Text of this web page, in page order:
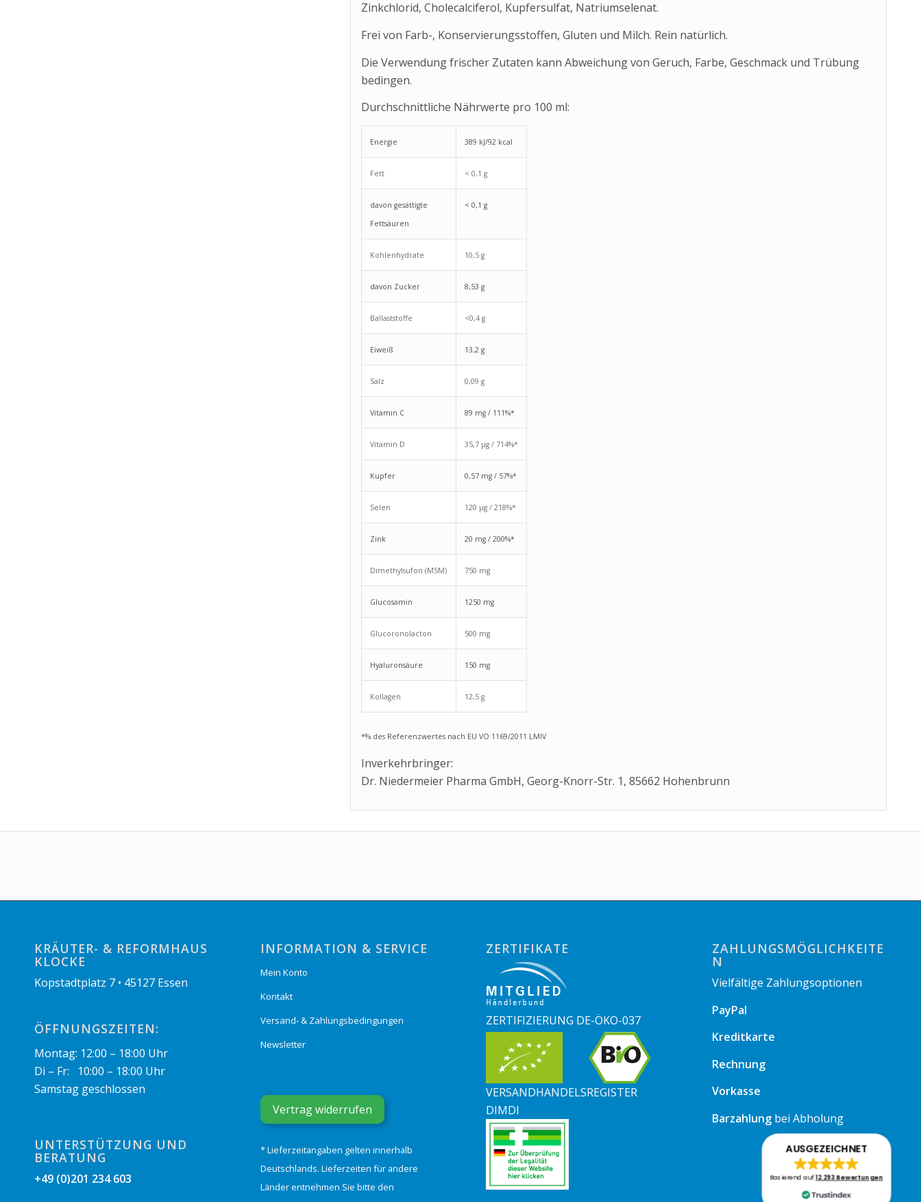
AUSGEZEICHNET
Basierend auf12.293 Bewertungen
Zinkchlorid, Cholecalciferol, Kupfersulfat, Natriumselenat.
Frei von Farb-, Konservierungsstoffen, Gluten und Milch. Rein natürlich.
Die Verwendung frischer Zutaten kann Abweichung von Geruch, Farbe, Geschmack und Trübung
bedingen.
Durchschnittliche Nährwerte pro 100 ml:
Energie 389 kJ/92 kcal
Fett < 0,1 g
davon gesättigte
Fettsäuren
< 0,1 g
Kohlenhydrate 10,5 g
davon Zucker 8,53 g
Ballaststoffe <0,4 g
Eiweiß 13,2 g
Salz 0,09 g
Vitamin C 89 mg / 111%*
Vitamin D 35,7 μg / 714%*
Kupfer 0,57 mg / 57%*
Selen 120 μg / 218%*
Zink 20 mg / 200%*
Dimethylsufon (MSM) 750 mg
Glucosamin 1250 mg
Glucoronolacton 500 mg
Hyaluronsäure 150 mg
Kollagen 12,5 g
*% des Referenzwertes nach EU VO 1169/2011 LMIV
Inverkehrbringer:
Dr. Niedermeier Pharma GmbH, Georg-Knorr-Str. 1, 85662 Hohenbrunn
KRÄUTER- & REFORMHAUS
KLOCKE
Kopstadtplatz 7 • 45127 Essen
ÖFFNUNGSZEITEN:
Montag: 12:00 – 18:00 Uhr
Di – Fr: 10:00 – 18:00 Uhr
Samstag geschlossen
UNTERSTÜTZUNG UND
BERATUNG
+49 (0)201 234 603
INFORMATION & SERVICE
Mein Konto
Kontakt
Versand- & Zahlungsbedingungen
Newsletter
Vertrag widerrufen
* Lieferzeitangaben gelten innerhalb
Deutschlands. Lieferzeiten für andere
Länder entnehmen Sie bitte den
ZERTIFIKATE
ZERTIFIZIERUNG DE-ÖKO-037
VERSANDHANDELSREGISTER
DIMDI
ZAHLUNGSMÖGLICHKEITE
N
Vielfältige Zahlungsoptionen
PayPal
Kreditkarte
Rechnung
Vorkasse
Barzahlungbei Abholung